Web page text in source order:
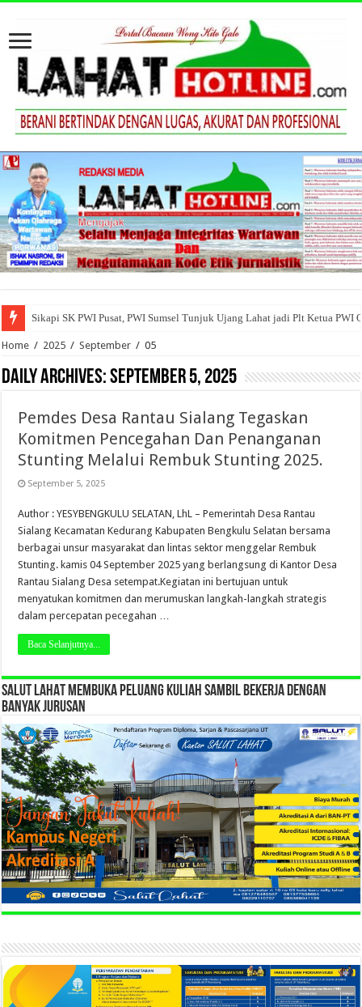
Sikapi SK PWI Pusat, PWI Sumsel Tunjuk Ujang Lahat jadi Plt Ketua PWI
Home / 2025 / September / 05
Daily Archives:September 5, 2025
Pemdes Desa Rantau Sialang Tegaskan
Komitmen Pencegahan Dan Penanganan
Stunting Melalui Rembuk Stunting 2025.
September 5, 2025
Author : YESYBENGKULU SELATAN, LhL – Pemerintah Desa Rantau
Sialang Kecamatan Kedurang Kabupaten Bengkulu Selatan bersama
berbagai unsur masyarakat dan lintas sektor menggelar Rembuk
Stunting. kamis 04 September 2025 yang berlangsung di Kantor Desa
Rantau Sialang Desa setempat.Kegiatan ini bertujuan untuk
menyatukan komitmen dan merumuskan langkah-langkah strategis
dalam percepatan pecegahan …
Baca Selanjutnya...
SALUT LAHAT MEMBUKA PELUANG KULIAH SAMBIL BEKERJA DENGAN
BANYAK JURUSAN